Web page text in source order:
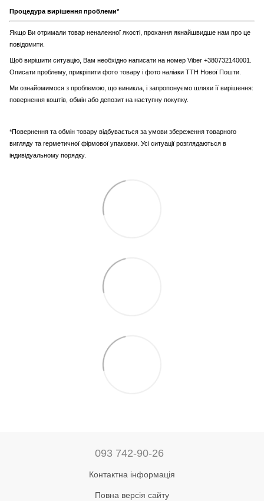
Процедура вирішення проблеми*
Якщо Ви отримали товар неналежної якості, прохання якнайшвидше нам про це
повідомити.
Щоб вирішити ситуацію, Вам необхідно написати на номер Viber +380732140001.
Описати проблему, прикріпити фото товару і фото наліаки ТТН Нової Пошти.
Ми ознайомимося з проблемою, що виникла, і запропонуємо шляхи її вирішення:
повернення коштів, обмін або депозит на наступну покупку.
*Повернення та обмін товару відбувається за умови збереження товарного
вигляду та герметичної фірмової упаковки. Усі ситуації розглядаються в
індивідуальному порядку.
093 742-90-26
Контактна інформація
Повна версія сайту